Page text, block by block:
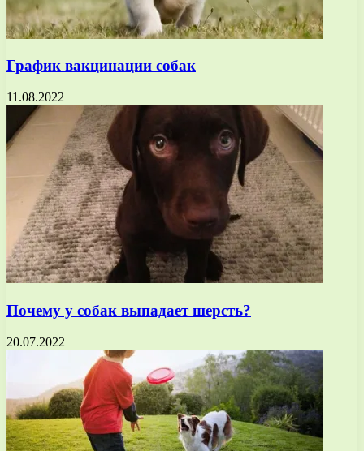
График вакцинации собак
11.08.2022
Почему у собак выпадает шерсть?
20.07.2022